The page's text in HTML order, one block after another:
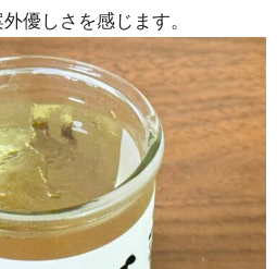
優しさを感じます。